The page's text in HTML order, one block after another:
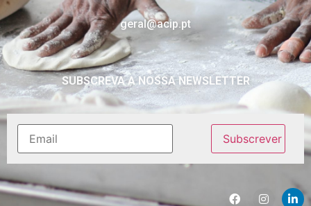
geral@acip.pt
SUBSCREVA A NOSSA NEWSLETTER